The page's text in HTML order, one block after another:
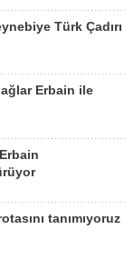
Türk Çadırı
Erbain ile
tanımıyoruz